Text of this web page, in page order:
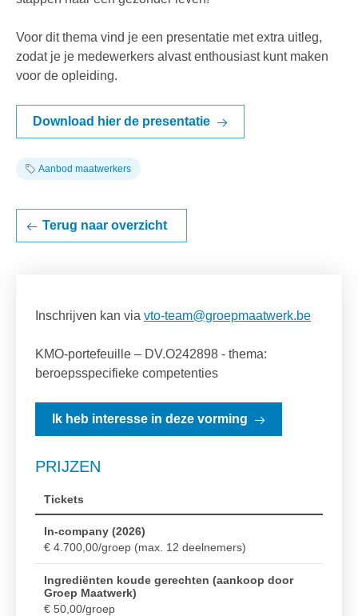
Voor dit thema vind je een presentatie met extra uitleg,
zodat je je medewerkers alvast enthousiast kunt maken
voor de opleiding.
Download hier de presentatie
Aanbod maatwerkers
Terug naar overzicht
Inschrijven kan via vto-team@groepmaatwerk.be
KMO-portefeuille – DV.O242898 - thema:
beroepsspecifieke competenties
Ik heb interesse in deze vorming
PRIJZEN
Tickets
In-company (2026)
€ 4.700,00/groep (max. 12 deelnemers)
Ingrediënten koude gerechten (aankoop door
Groep Maatwerk)
€ 50,00/groep